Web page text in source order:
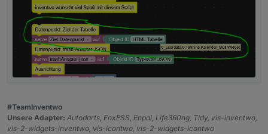
#TeamInventwo
Unsere Adapter: Autodarts, FoxESS, Enpal, Life360ng, Tidy, vis-inventwo,
vis-2-widgets-inventwo, vis-icontwo, vis-2-widgets-icontwo